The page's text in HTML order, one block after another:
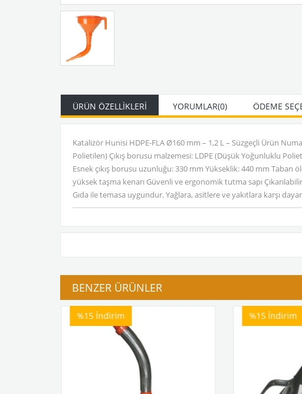
ÜRÜN ÖZELLIKLERI YORUMLAR(0) ÖDEME
Katalizör Hunisi HDPE-FLA Ø160 mm – 1,2 L – Süzgeçli Ürün
Polietilen) Çıkış borusu malzemesi: LDPE (Düşük Yoğunluklu
Esnek çıkış borusu uzunluğu: 330 mm Yükseklik: 440 mm Taban
yüksek taşma kenarı Güvenli ve ergonomik tutma sapı
Gıda ile temasa uygundur. Yağlara, asitlere ve yakıtlara karşı
BENZER ÜRÜNLER
%15 İndirim %15 İndirim